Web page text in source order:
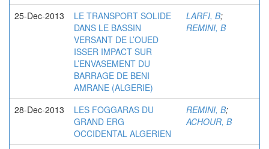
25-Dec-2013
LE TRANSPORT SOLIDE
DANS LE BASSIN
VERSANT DE L’OUED
ISSER IMPACT SUR
L’ENVASEMENT DU
BARRAGE DE BENI
AMRANE (ALGERIE)
LARFI, B;
REMINI, B
28-Dec-2013
LES FOGGARAS DU
GRAND ERG
OCCIDENTAL ALGERIEN
REMINI, B;
ACHOUR, B